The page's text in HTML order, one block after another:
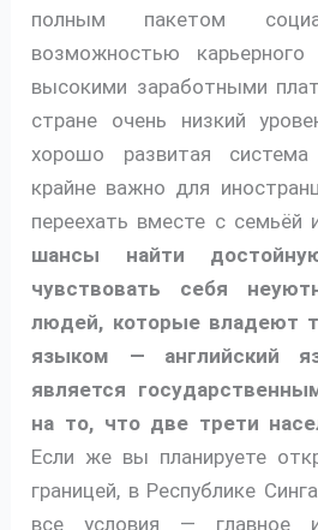
полным пакетом
возможностью
высокими заработными
стране очень низкий
хорошо развитая система
крайне важно для
переехать вместе с семьёй
шансы найти
чувствовать себя
людей, которые владеют
языком — английский
является
на то, что две трети
Если же вы планируете
границей, в Республике
все условия — главное